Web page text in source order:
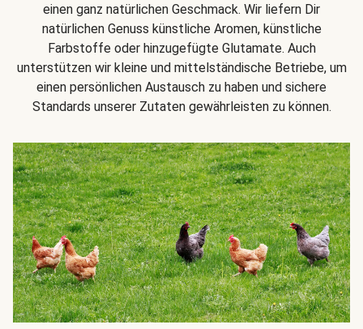
einen ganz natürlichen Geschmack. Wir liefern Dir
natürlichen Genuss künstliche Aromen, künstliche
Farbstoffe oder hinzugefügte Glutamate. Auch
unterstützen wir kleine und mittelständische Betriebe, um
einen persönlichen Austausch zu haben und sichere
Standards unserer Zutaten gewährleisten zu können.